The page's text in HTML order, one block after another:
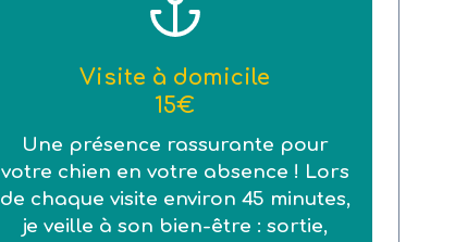
Visite à domicile
15€
Une présence rassurante pour
votre chien en votre absence ! Lors
de chaque visite environ 45 minutes,
je veille à son bien-être : sortie,